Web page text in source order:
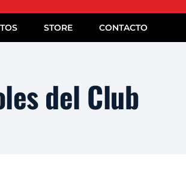
STORE CONTACTO
del Club